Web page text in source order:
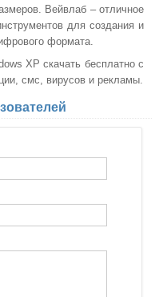
Вейвлаб – отличное
для создания и
формата.
XP скачать бесплатно с
смс, вирусов и рекламы.